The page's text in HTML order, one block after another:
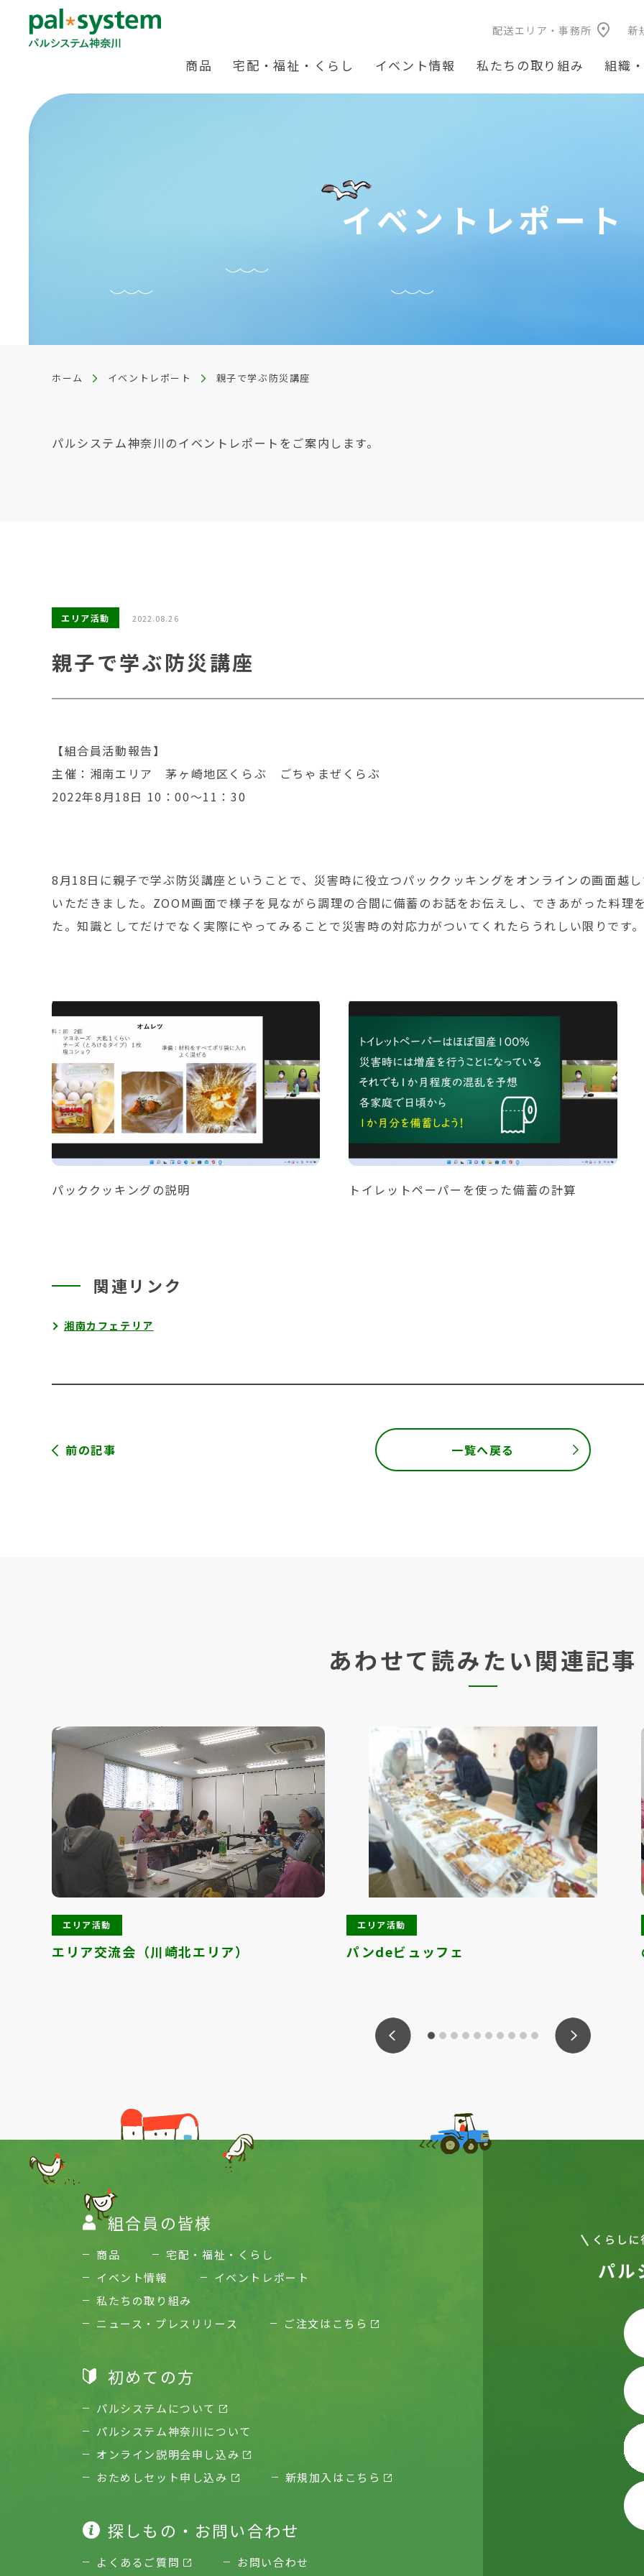
配送エリア・事務所 新
商品 宅配・福祉・くらし イベント情報 私たちの取り組み 組織
イベントレポート
ホーム イベントレポート 親子で学ぶ防災講座
パルシステム神奈川のイベントレポートをご案内します。
エリア活動 2022.08.26
親子で学ぶ防災講座
【組合員活動報告】
主催：湘南エリア 茅ヶ崎地区くらぶ ごちゃまぜくらぶ
2022年8月18日 10：00～11：30
8月18日に親子で学ぶ防災講座ということで、災害時に役立つパッククッキングをオンラインの画面越
いただきました。ZOOM画面で様子を見ながら調理の合間に備蓄のお話をお伝えし、できあがった料
た。知識としてだけでなく実際にやってみることで災害時の対応力がついてくれたらうれしい限りです。
パッククッキングの説明 トイレットペーパーを使った備蓄の計算
関連リンク
湘南カフェテリア
前の記事 一覧へ戻る
あわせて読みたい関連記事
エリア活動
エリア交流会（川崎北エリア）
エリア活動
パンdeビュッフェ
組合員の皆様
商品
宅配・福祉・くらし
イベント情報
イベントレポート
私たちの取り組み
ニュース・プレスリリース
ご注文はこちら
初めての方
パルシステムについて
パルシステム神奈川について
オンライン説明会申し込み
おためしセット申し込み
新規加入はこちら
探しもの・お問い合わせ
よくあるご質問 お問い合わせ
パル